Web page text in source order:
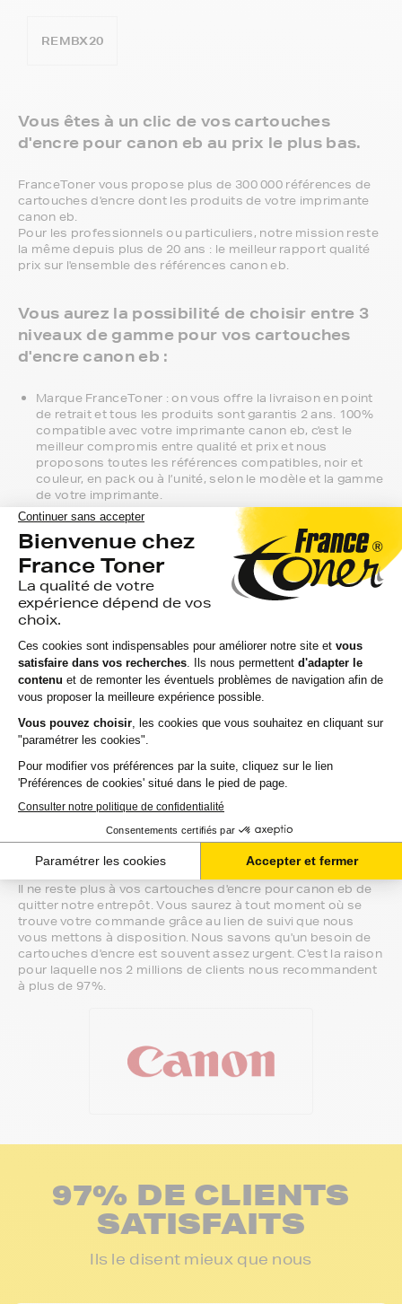
REMBX20
Vous êtes à un clic de vos cartouches
d'encre pour canon eb au prix le plus bas.
FranceToner vous propose plus de 300 000 références de
cartouches d'encre dont les produits de votre imprimante
canon eb.
Pour les professionnels ou particuliers, notre mission reste
la même depuis plus de 20 ans : le meilleur rapport qualité
prix sur l'ensemble des références canon eb.
Vous aurez la possibilité de choisir entre 3
niveaux de gamme pour vos cartouches
d'encre canon eb :
Marque FranceToner : on vous offre la livraison en point
de retrait et tous les produits sont garantis 2 ans. 100%
compatible avec votre imprimante canon eb, c'est le
meilleur compromis entre qualité et prix et nous
proposons toutes les références compatibles, noir et
couleur, en pack ou à l’unité, selon le modèle et la gamme
de votre imprimante.
Gamme 1er Prix : compatibles avec votre imprimante
canon eb, ces produits sans marque sont ceux de notre
gamme discount.
Marque constructeur : si vous avez l'habitude d'aller
chercher vos cartouches d'encre canon eb en magasin,
gagnez du temps en vous faisant livrer directement chez
vous.
Si vous avez la moindre question sur la
compatibilité de votre produit avec votre
écoute.
Notre équipe de conseillers saura vous accompagner sur le
meilleur choix ou sur l'installation de vos cartouches
d'encre. Ils sont disponibles soit par message au sein de
votre espace client ou directement par téléphone.
Une fois votre choix effectué, votre paiement est effectué
de manière complètement sécurisée. Plusieurs moyens de
paiements sont proposés selon vos besoins.
Il ne reste plus à vos cartouches d'encre pour canon eb de
quitter notre entrepôt. Vous saurez à tout moment où se
trouve votre commande grâce au lien de suivi que nous
vous mettons à disposition. Nous savons qu'un besoin de
cartouches d'encre est souvent assez urgent. C'est la raison
pour laquelle nos 2 millions de clients nous recommandent
à plus de 97%.
97% DE CLIENTS
SATISFAITS
Ils le disent mieux que nous